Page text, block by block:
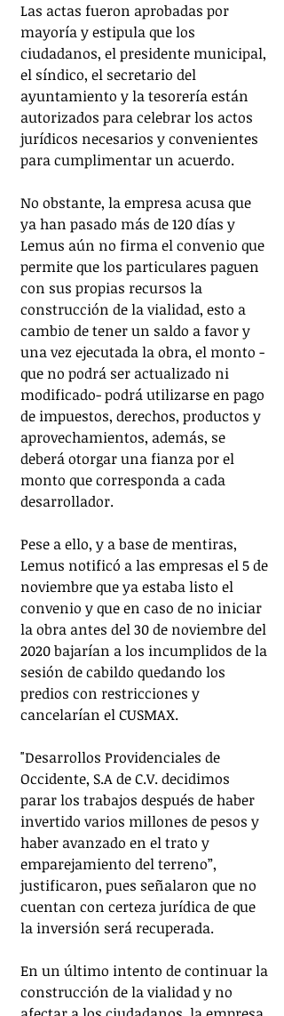
Las actas fueron aprobadas por
mayoría y estipula que los
ciudadanos, el presidente municipal,
el síndico, el secretario del
ayuntamiento y la tesorería están
autorizados para celebrar los actos
jurídicos necesarios y convenientes
para cumplimentar un acuerdo.
No obstante, la empresa acusa que
ya han pasado más de 120 días y
Lemus aún no firma el convenio que
permite que los particulares paguen
con sus propias recursos la
construcción de la vialidad, esto a
cambio de tener un saldo a favor y
una vez ejecutada la obra, el monto -
que no podrá ser actualizado ni
modificado- podrá utilizarse en pago
de impuestos, derechos, productos y
aprovechamientos, además, se
deberá otorgar una fianza por el
monto que corresponda a cada
desarrollador.
Pese a ello, y a base de mentiras,
Lemus notificó a las empresas el 5 de
noviembre que ya estaba listo el
convenio y que en caso de no iniciar
la obra antes del 30 de noviembre del
2020 bajarían a los incumplidos de la
sesión de cabildo quedando los
predios con restricciones y
cancelarían el CUSMAX.
"Desarrollos Providenciales de
Occidente, S.A de C.V. decidimos
parar los trabajos después de haber
invertido varios millones de pesos y
haber avanzado en el trato y
emparejamiento del terreno”,
justificaron, pues señalaron que no
cuentan con certeza jurídica de que
la inversión será recuperada.
En un último intento de continuar la
construcción de la vialidad y no